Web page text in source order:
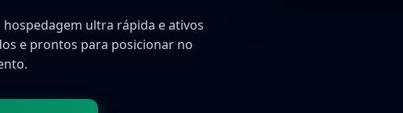
ultra rápida e ativos
e prontos para posicionar no